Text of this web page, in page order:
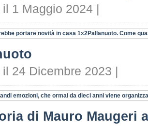
1 Maggio 2024 |
24 Dicembre 2023 |
di Mauro Maugeri